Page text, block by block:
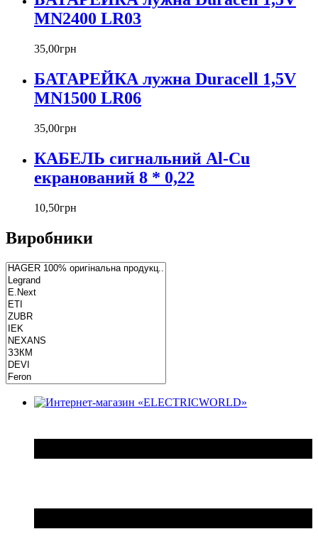
MN2400 LR03
35,00грн
БАТАРЕЙКА лужна Duracell 1,5V
MN1500 LR06
35,00грн
КАБЕЛЬ сигнальний Al-Cu
екранований 8 * 0,22
10,50грн
Виробники